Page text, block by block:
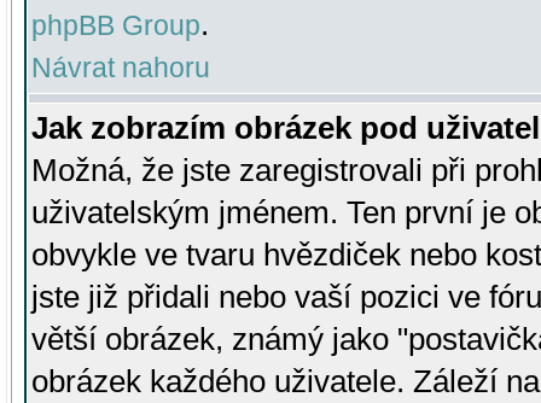
phpBB Group.
Návrat nahoru
Jak zobrazím obrázek pod
Možná, že jste zaregistrovali při
uživatelským jménem. Ten první je
obvykle ve tvaru hvězdiček nebo
jste již přidali nebo vaší pozici ve
větší obrázek, známý jako
obrázek každého uživatele. Záleží